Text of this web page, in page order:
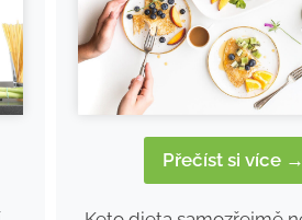
Přečíst si více